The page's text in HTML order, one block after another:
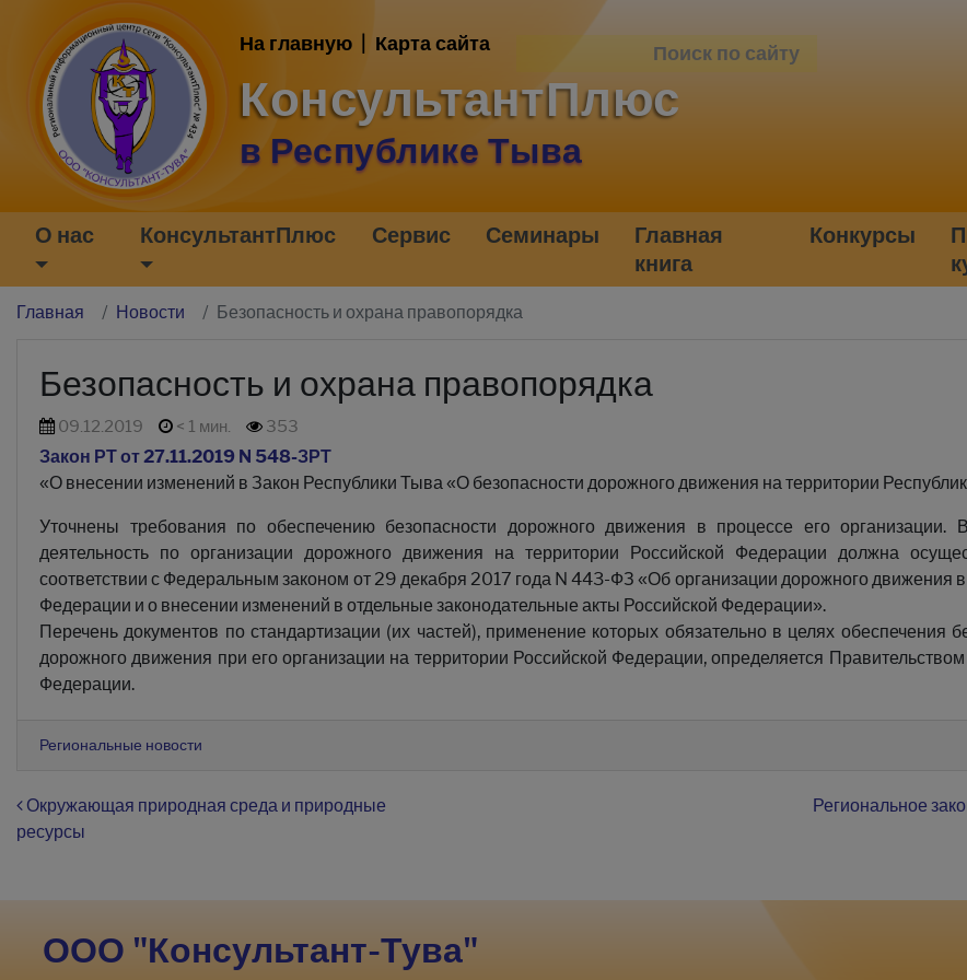
На главную Карта сайта
КонсультантПлюс
в Республике Тыва
О нас КонсультантПлюс Сервис Семинары
Главная
книга
Конкурсы
Главная Новости Безопасность и охрана правопорядка
Безопасность и охрана правопорядка
09.12.2019 < 1 мин. 353
Закон РТ от 27.11.2019 N 548-ЗРТ
«О внесении изменений в Закон Республики Тыва «О безопасности дорожного движения на территории
Уточнены требования по обеспечению безопасности дорожного движения в процессе его организации. В
деятельность по организации дорожного движения на территории Российской Федерации должна
соответствии с Федеральным законом от 29 декабря 2017 года N 443-ФЗ «Об организации дорожного движения
Федерации и о внесении изменений в отдельные законодательные акты Российской Федерации».
Перечень документов по стандартизации (их частей), применение которых обязательно в целях обеспечения
дорожного движения при его организации на территории Российской Федерации, определяется
Федерации.
Региональные новости
Навигация по записям
Окружающая природная среда и природные
ресурсы
Региональное
ООО "Консультант-Тува"